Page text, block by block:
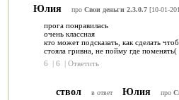
Юлия про Свои деньги 2.3.0.7[10-01-
прога понравилась
очень классная
кто может подсказать, как сделать
стояла гривна, не пойму где поменять(
6
| 6 | Ответить
ствол в ответ Юлия про